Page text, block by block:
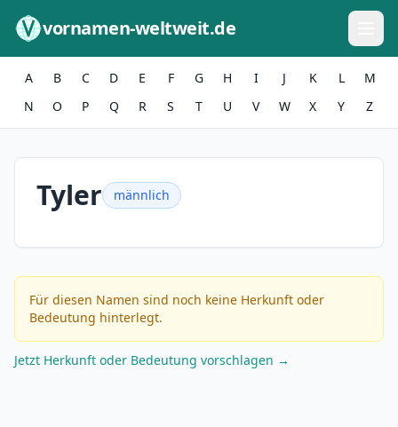
vornamen-weltweit.de
A B C D E F G H I J K L
M
N
O P Q R S T U V W X Y Z
Tyler männlich
Für diesen Namen sind noch keine Herkunft oder
Bedeutung hinterlegt.
Jetzt Herkunft oder Bedeutung vorschlagen →